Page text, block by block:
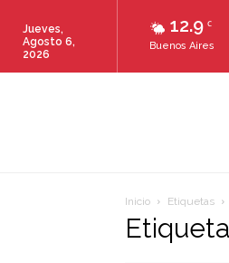
12.9 C
Buenos Aires
Jueves,
Agosto 6,
2026
Inicio Etiquetas